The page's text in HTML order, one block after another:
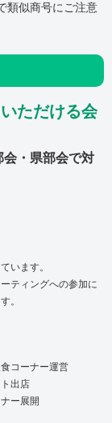
類似商号にご注意
ただける会
会・県部会で対
います。
ティングへの参加に
。
コーナー運営
出店
ー展開